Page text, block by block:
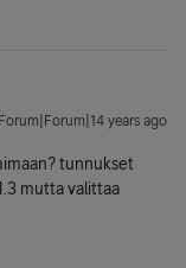
Forum|Forum|14 years ago
tunnukset
mutta valittaa